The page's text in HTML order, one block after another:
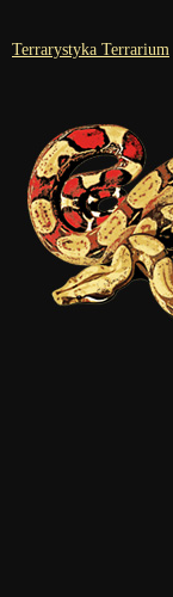
Terrarystyka Terrarium